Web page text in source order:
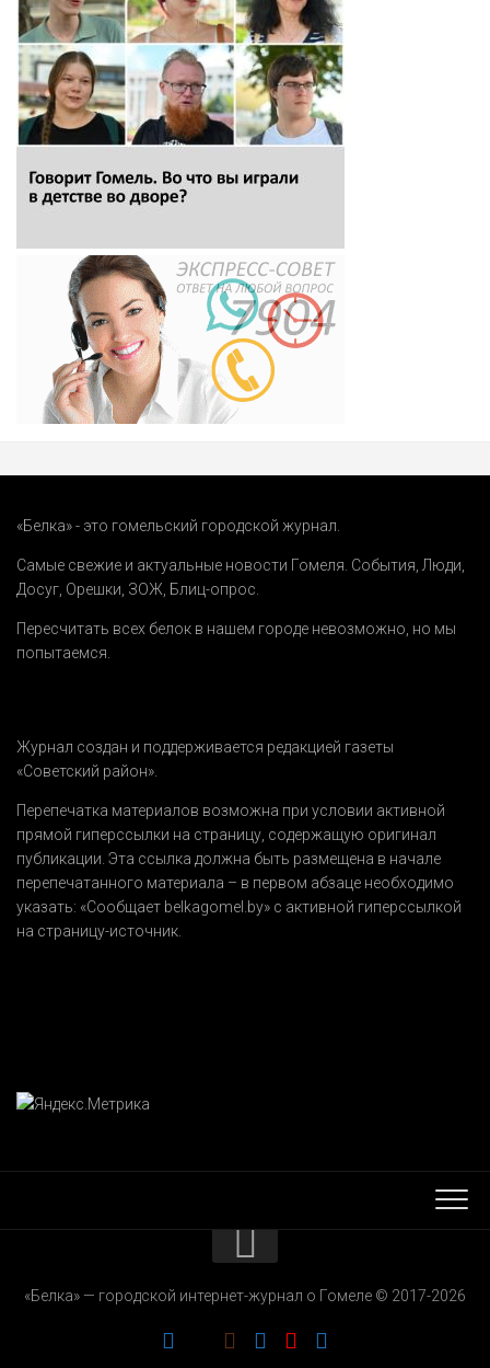
«Белка» - это гомельский городской журнал.
Самые свежие и актуальные новости Гомеля. События Люди
Досуг Орешки ЗОЖ Блиц-опрос
Пересчитать всех белок в нашем городе невозможно, но мы
попытаемся.
Журнал создан и поддерживается редакцией газеты
«Советский район».
Перепечатка материалов возможна при условии активной
прямой гиперссылки на страницу, содержащую оригинал
публикации. Эта ссылка должна быть размещена в начале
перепечатанного материала – в первом абзаце необходимо
указать: «Сообщает belkagomel.by» с активной гиперссылкой
на страницу-источник.
РЕКЛАМОДАТЕЛЯМ
«Белка» — городской интернет-журнал о Гомеле © 2017-2026